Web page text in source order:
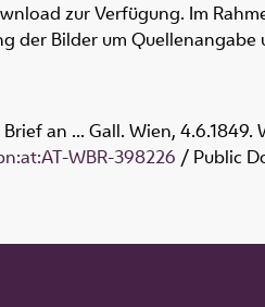
zur Verfügung. Im
der Bilder um
an ... Gall. Wien, 4.6.1849.
WBR-398226 / Public